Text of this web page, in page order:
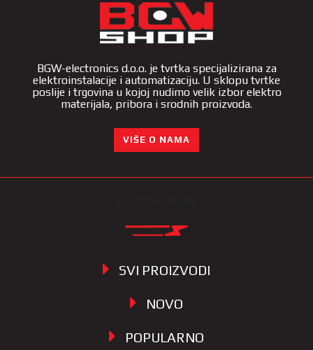
BGW-electronics d.o.o. je tvrtka specijalizirana za
elektroinstalacije i automatizaciju. U sklopu tvrtke
poslije i trgovina u kojoj nudimo velik izbor elektro
materijala, pribora i srodnih proizvoda.
VIŠE O NAMA
SVI PROIZVODI
NOVO
POPULARNO